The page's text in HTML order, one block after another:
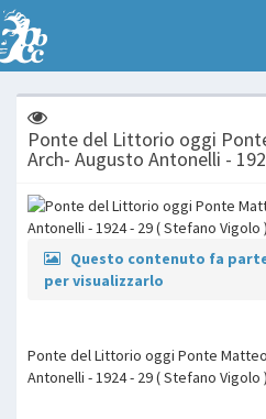
Ponte del Littorio oggi
Arch- Augusto Antonelli -
Questo contenuto fa
per visualizzarlo
Ponte del Littorio oggi Ponte
Antonelli - 1924 - 29 ( Stefano Vigolo )